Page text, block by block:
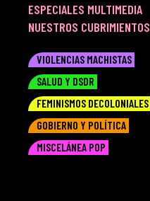
ESPECIALES MULTIMEDIA
NUESTROS CUBRIMIENTOS
VIOLENCIAS MACHISTAS
SALUD Y DSDR
FEMINISMOS DECOLONIALES
GOBIERNO Y POLÍTICA
MISCELÁNEA POP